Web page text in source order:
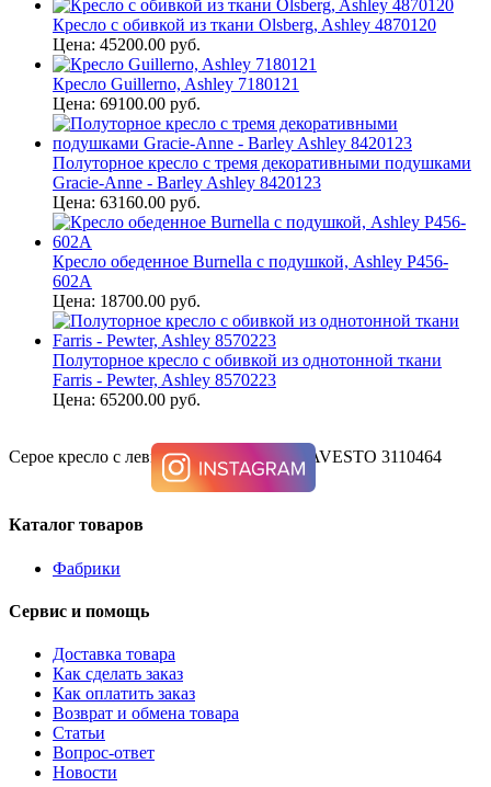
Кресло с обивкой из ткани Olsberg, Ashley 4870120
Цена: 45200.00 руб.
Кресло Guillerno, Ashley 7180121
Цена: 69100.00 руб.
Полуторное кресло с тремя декоративными подушками
Gracie-Anne - Barley Ashley 8420123
Цена: 63160.00 руб.
Кресло обеденное Burnella с подушкой, Ashley P456-
602A
Цена: 18700.00 руб.
Полуторное кресло с обивкой из однотонной ткани
Farris - Pewter, Ashley 8570223
Цена: 65200.00 руб.
Серое кресло с левым подлокотником SAVESTO 3110464
Каталог товаров
Фабрики
Сервис и помощь
Доставка товара
Как сделать заказ
Как оплатить заказ
Возврат и обмена товара
Статьи
Вопрос-ответ
Новости